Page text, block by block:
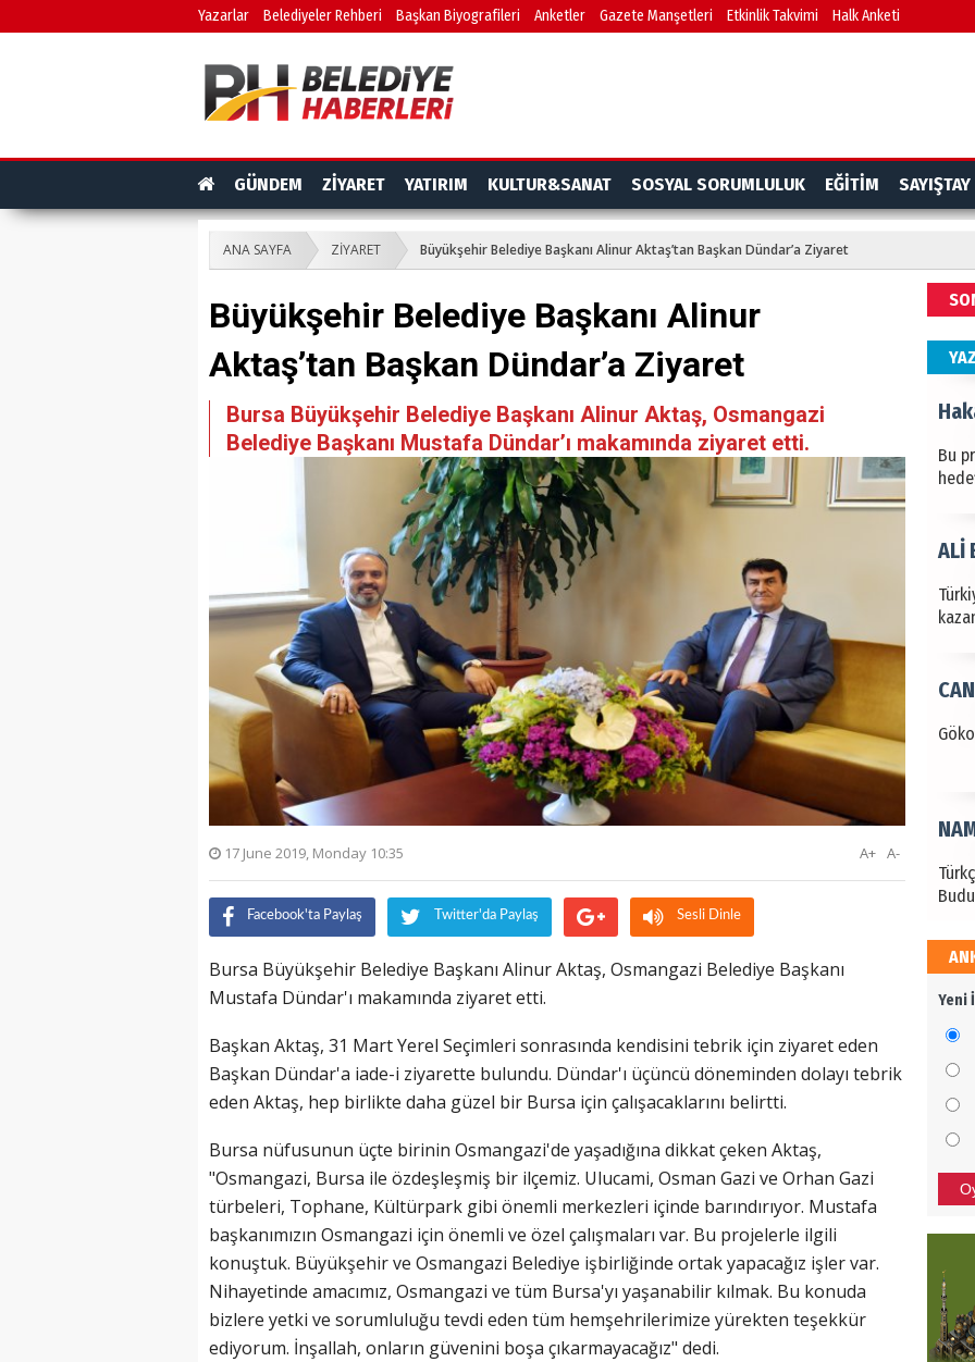
Yazarlar Belediyeler Rehberi Başkan Biyografileri Anketler Gazete Manşetleri Etkinlik Takvimi Halk Anketi
GÜNDEM ZİYARET YATIRIM KULTUR&SANAT SOSYAL SORUMLULUK EĞİTİM SAYIŞTAY
ANA SAYFA ZİYARET Büyükşehir Belediye Başkanı Alinur Aktaş’tan Başkan Dündar’a Ziyaret
Büyükşehir Belediye Başkanı Alinur
Aktaş’tan Başkan Dündar’a Ziyaret
Bursa Büyükşehir Belediye Başkanı Alinur Aktaş, Osmangazi
Belediye Başkanı Mustafa Dündar’ı makamında ziyaret etti.
17 June 2019, Monday 10:35 A-
A+
Facebook'ta Paylaş Twitter'da Paylaş Sesli Dinle
Bursa Büyükşehir Belediye Başkanı Alinur Aktaş, Osmangazi Belediye Başkanı
Mustafa Dündar'ı makamında ziyaret etti.
Başkan Aktaş, 31 Mart Yerel Seçimleri sonrasında kendisini tebrik için ziyaret eden
Başkan Dündar'a iade-i ziyarette bulundu. Dündar'ı üçüncü döneminden dolayı tebrik
eden Aktaş, hep birlikte daha güzel bir Bursa için çalışacaklarını belirtti.
Bursa nüfusunun üçte birinin Osmangazi'de yaşadığına dikkat çeken Aktaş,
"Osmangazi, Bursa ile özdeşleşmiş bir ilçemiz. Ulucami, Osman Gazi ve Orhan Gazi
türbeleri, Tophane, Kültürpark gibi önemli merkezleri içinde barındırıyor. Mustafa
başkanımızın Osmangazi için önemli ve özel çalışmaları var. Bu projelerle ilgili
konuştuk. Büyükşehir ve Osmangazi Belediye işbirliğinde ortak yapacağız işler var.
Nihayetinde amacımız, Osmangazi ve tüm Bursa'yı yaşanabilir kılmak. Bu konuda
bizlere yetki ve sorumluluğu tevdi eden tüm hemşehrilerimize yürekten teşekkür
ediyorum. İnşallah, onların güvenini boşa çıkarmayacağız" dedi.
Bu
ALİ
Yeni